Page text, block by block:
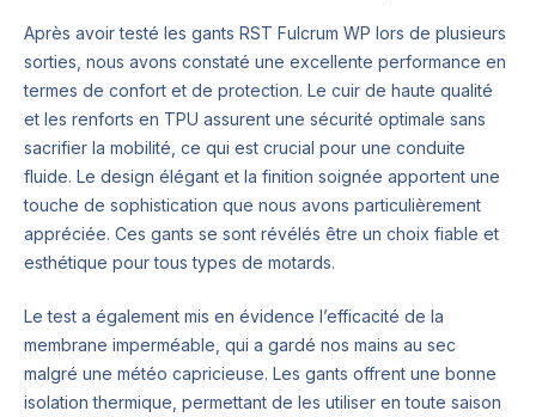
Après avoir testé les gants RST Fulcrum WP lors de plusieurs
sorties, nous avons constaté une excellente performance en
termes de confort et de protection. Le cuir de haute qualité
et les renforts en TPU assurent une sécurité optimale sans
sacrifier la mobilité, ce qui est crucial pour une conduite
fluide. Le design élégant et la finition soignée apportent une
touche de sophistication que nous avons particulièrement
appréciée. Ces gants se sont révélés être un choix fiable et
esthétique pour tous types de motards.
Le test a également mis en évidence l’efficacité de la
membrane imperméable, qui a gardé nos mains au sec
malgré une météo capricieuse. Les gants offrent une bonne
isolation thermique, permettant de les utiliser en toute saison